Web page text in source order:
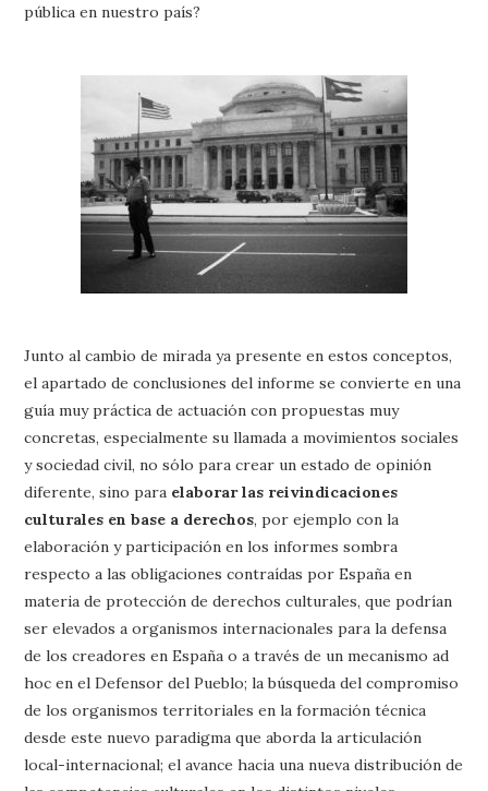
pública en nuestro país?
Junto al cambio de mirada ya presente en estos conceptos,
el apartado de conclusiones del informe se convierte en una
guía muy práctica de actuación con propuestas muy
concretas, especialmente su llamada a movimientos sociales
y sociedad civil, no sólo para crear un estado de opinión
diferente, sino para elaborar las reivindicaciones
culturales en base a derechos, por ejemplo con la
elaboración y participación en los informes sombra
respecto a las obligaciones contraídas por España en
materia de protección de derechos culturales, que podrían
ser elevados a organismos internacionales para la defensa
de los creadores en España o a través de un mecanismo ad
hoc en el Defensor del Pueblo; la búsqueda del compromiso
de los organismos territoriales en la formación técnica
desde este nuevo paradigma que aborda la articulación
local-internacional; el avance hacia una nueva distribución de